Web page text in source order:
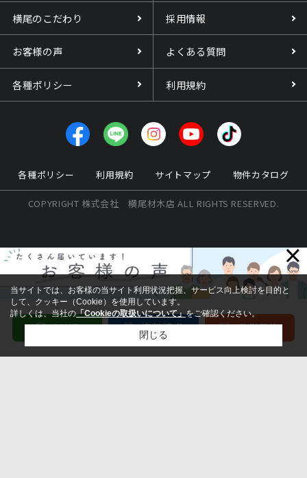
横尾のこだわり 採用情報
お客様の声 よくある質問
各種ポリシー 利用規約
各種ポリシー 利用規約 サイトマップ 物件カタログ
COPYRIGHT 株式会社 横尾材木店 ALL RIGHTS RESERVED.
×
当サイトでは、お客様の当サイト利用状況把握、サービス向上検討を目的と
して、クッキー（Cookie）を使用しています。
詳しくは、当社の「Cookieの取扱いについて」をご確認ください。
閉じる